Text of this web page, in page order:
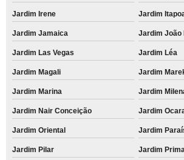
Jardim Irene Jardim
Jardim Jamaica Jardim João
Jardim Las Vegas Jardim Léa
Jardim Magali Jardim
Jardim Marina Jardim
Jardim Nair Conceição Jardim
Jardim Oriental Jardim
Jardim Pilar Jardim